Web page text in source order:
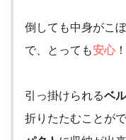
倒しても中身がこ
で、とっても安心！
引っ掛けられるベ
折りたたむことが